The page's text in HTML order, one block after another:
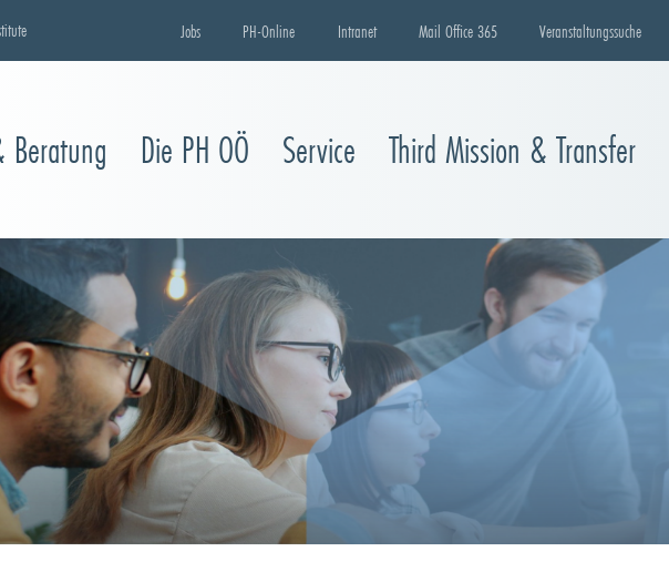
Jobs PH-Online Intranet Mail Office 365 Veranstaltungssuche
Die PH OÖ Service Third Mission & Transfer